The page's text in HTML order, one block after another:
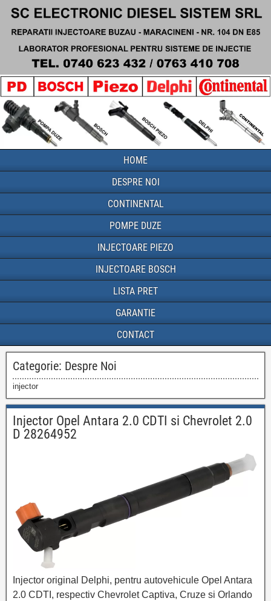
HOME
DESPRE NOI
CONTINENTAL
POMPE DUZE
INJECTOARE PIEZO
INJECTOARE BOSCH
LISTA PRET
GARANTIE
CONTACT
Categorie: Despre Noi
injector
Injector Opel Antara 2.0 CDTI si Chevrolet 2.0
D 28264952
Injector original Delphi, pentru autovehicule Opel Antara
2.0 CDTI, respectiv Chevrolet Captiva, Cruze si Orlando